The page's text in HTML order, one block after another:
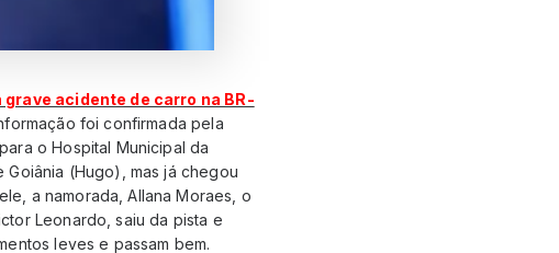
acidente de carro na BR-
foi confirmada pela
o Hospital Municipal da
(Hugo), mas já chegou
a namorada, Allana Moraes, o
Leonardo, saiu da pista e
leves e passam bem.